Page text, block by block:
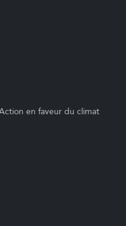
en faveur du climat